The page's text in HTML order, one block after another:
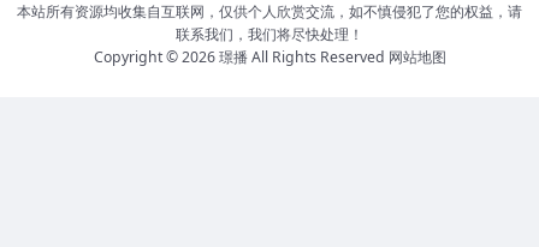
本站所有资源均收集自互联网，仅供个人欣赏交流，如不慎侵犯了您的权益，请
联系我们，我们将尽快处理！
Copyright © 2026璟播All Rights Reserved 网站地图